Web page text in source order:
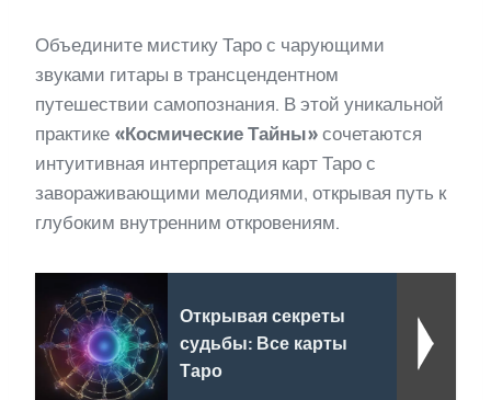
Объедините мистику Таро с чарующими
звуками гитары в трансцендентном
путешествии самопознания. В этой уникальной
практике «Космические Тайны» сочетаются
интуитивная интерпретация карт Таро с
завораживающими мелодиями, открывая путь к
глубоким внутренним откровениям.
Открывая секреты
судьбы: Все карты
Таро